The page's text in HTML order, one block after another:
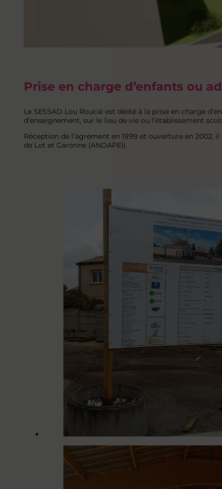
Prise en charge d’enfants ou
Le SESSAD Lou Roucal est dédié à la prise en charge
d’enseignement, sur le lieu de vie ou l’établissement
Réception de l’agrément en 1999 et ouverture en 2002,
de Lot et Garonne (ANDAPEI).